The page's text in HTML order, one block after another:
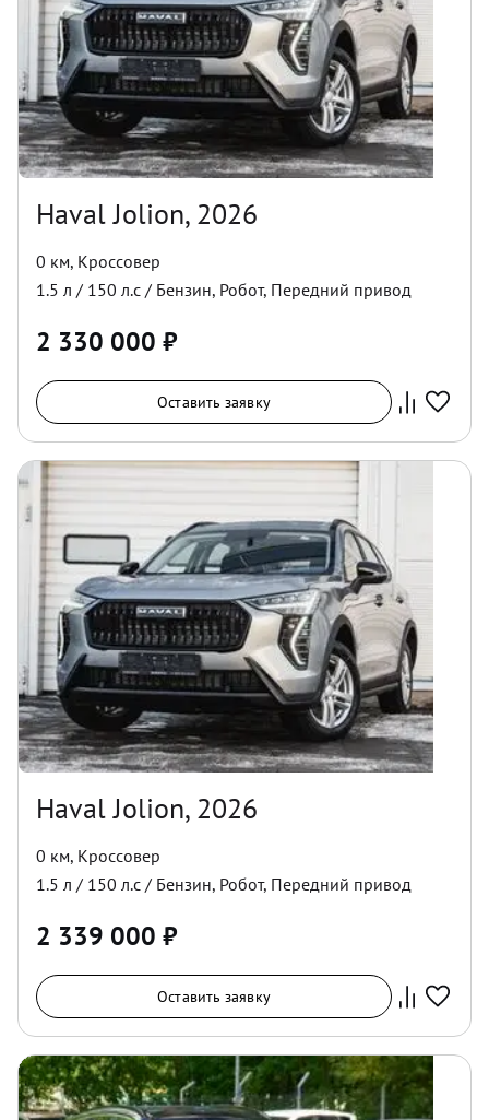
Haval Jolion, 2026
0 км, Кроссовер
1.5 л / 150 л.с / Бензин, Робот, Передний привод
2 330 000 ₽
Оставить заявку
Haval Jolion, 2026
0 км, Кроссовер
1.5 л / 150 л.с / Бензин, Робот, Передний привод
2 339 000 ₽
Оставить заявку